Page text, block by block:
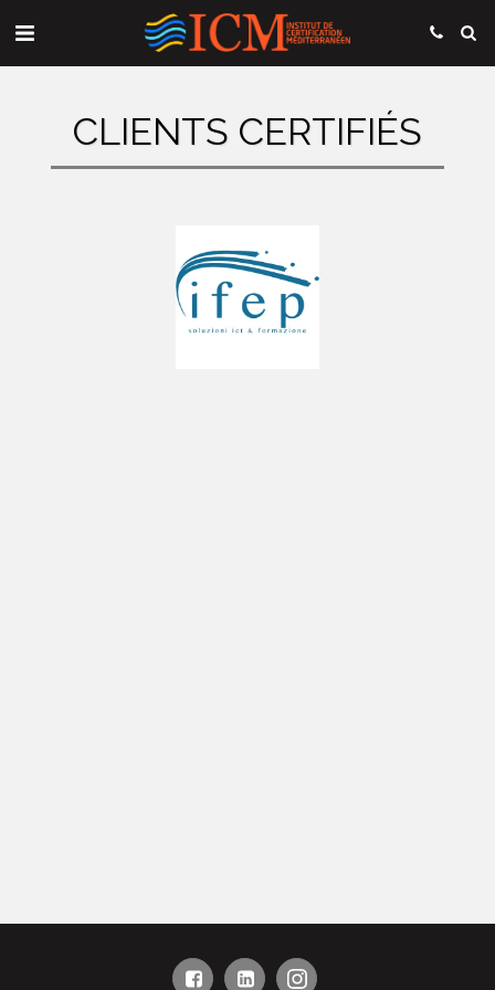
CLIENTS CERTIFIÉS